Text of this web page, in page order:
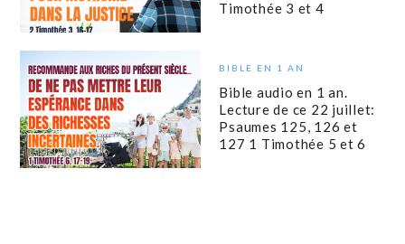
Timothée 3 et 4
BIBLE EN 1 AN
Bible audio en 1 an.
Lecture de ce 22 juillet:
Psaumes 125, 126 et
127 1 Timothée 5 et 6